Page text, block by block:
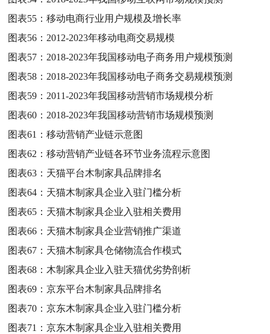
图表55：移动电商行业用户规模及增长率
图表56： 2012-2023年移动电商交易规模
图表57： 2018-2023年我国移动电子商务用户规模预测
图表58： 2018-2023年我国移动电子商务交易规模预测
图表59： 2011-2023年我国移动营销市场规模分析
图表60： 2018-2023年我国移动营销市场规模预测
图表61：移动营销产业链示意图
图表62：移动营销产业链各环节业务流程示意图
图表63： 天猫平台木制家具品牌排名
图表64： 天猫木制家具企业入驻门槛分析
图表65： 天猫木制家具企业入驻相关费用
图表66： 天猫木制家具企业营销推广渠道
图表67： 天猫木制家具仓储物流合作模式
图表68： 木制家具企业入驻天猫优劣势剖析
图表69：京东平台木制家具品牌排名
图表70：京东木制家具企业入驻门槛分析
图表71：京东木制家具企业入驻相关费用